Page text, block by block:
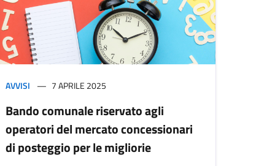
AVVISI 7 APRILE 2025
Bando comunale riservato agli
operatori del mercato concessionari
di posteggio per le migliorie